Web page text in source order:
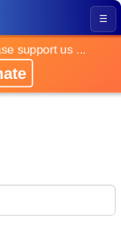
☰
support us ...